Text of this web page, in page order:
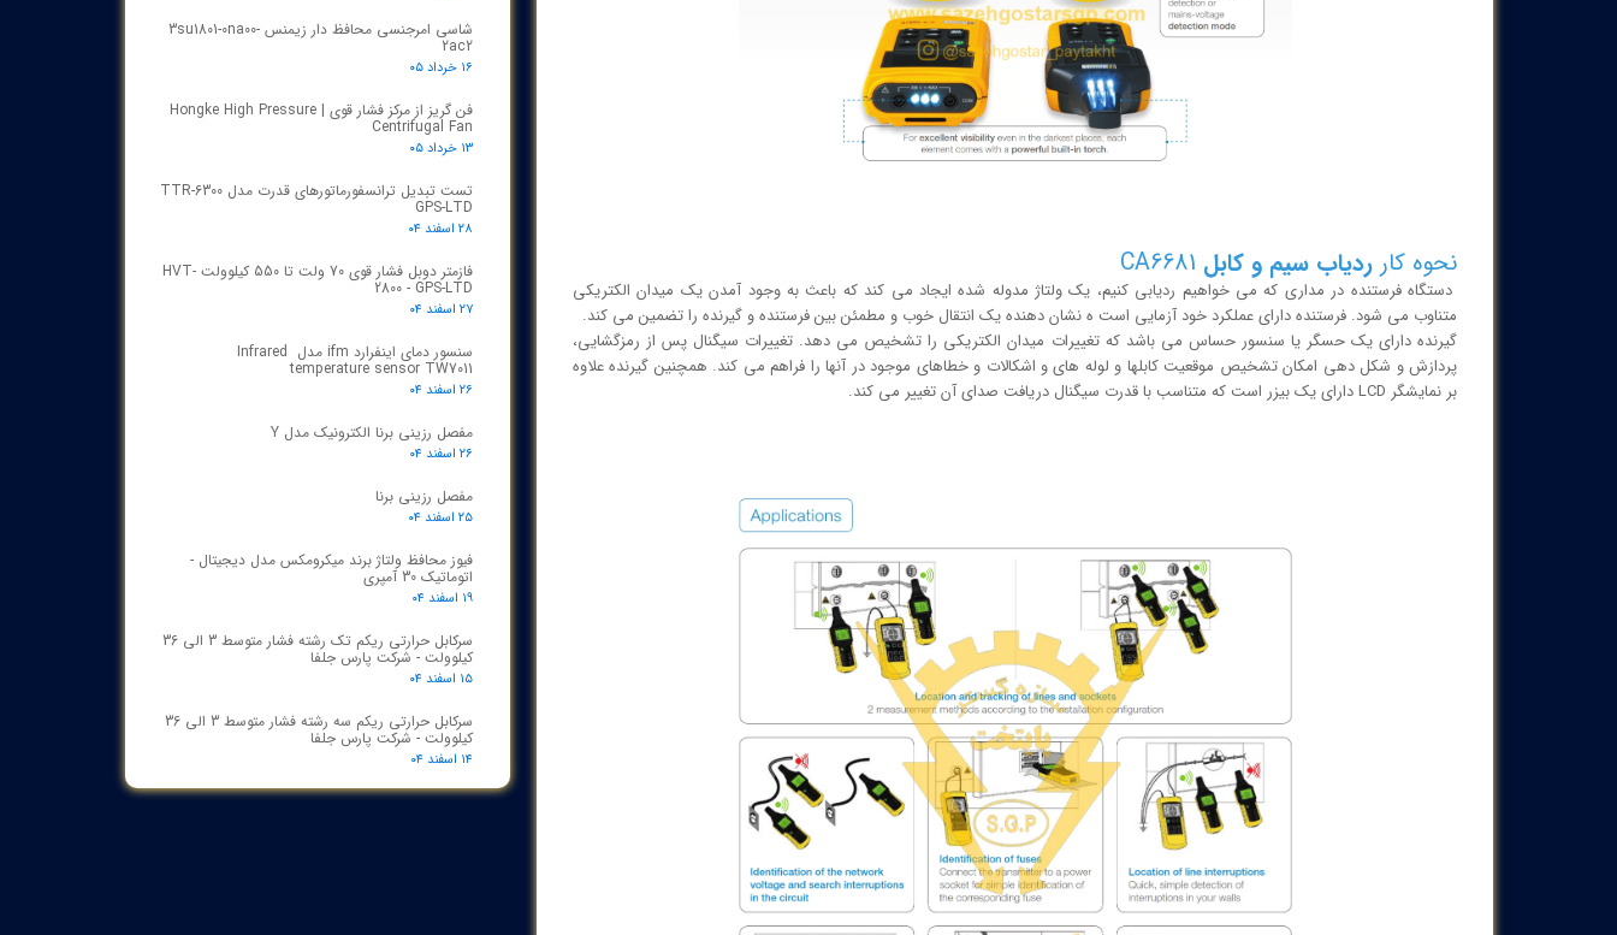
نحوه کار ردیاب سیم و کابل
دستگاه فرستنده در مداری که می خواهیم ردیابی کنیم، یک ولتاژ مدوله شده ایجاد می کند که باعث به وجود آمدن یک میدان الکتریکی
متناوب می شود. فرستنده دارای عملکرد خود آزمایی است ه نشان دهنده یک انتقال خوب و مطمئن بین فرستنده و گیرنده را تضمین می کند.
گیرنده دارای یک حسگر یا سنسور حساس می باشد که تغییرات میدان الکتریکی را تشخیص می دهد. تغییرات سیگنال پس از رمزگشایی،
پردازش و شکل دهی امکان تشخیص موقعیت کابلها و لوله های و اشکالات و خطاهای موجود در آنها را فراهم می کند. همچنین گیرنده علاوه
بر نمایشگر LCD دارای یک بیزر است که متناسب با قدرت سیگنال دریافت صدای آن تغییر می کند.
شاسی امرجنسی محافظ دار زیمنس 3su1801-0na00-
2ac2
۱۶ خرداد ۰۵
فن گریز از مرکز فشار قوی | Hongke High Pressure
Centrifugal Fan
۱۳ خرداد ۰۵
تست تبدیل ترانسفورماتورهای قدرت مدل TTR‑6300
GPS‑LTD
۲۸ اسفند ۰۴
فازمتر دوبل فشار قوی 70 ولت تا 550 کیلوولت HVT-
2800 - GPS-LTD
۲۷ اسفند ۰۴
سنسور دمای اینفرارد ifm مدل Infrared
temperature sensor TW7011
۲۶ اسفند ۰۴
مفصل رزینی برنا الکترونیک مدل Y
۲۶ اسفند ۰۴
مفصل رزینی برنا
۲۵ اسفند ۰۴
فیوز محافظ ولتاژ برند میکرومکس مدل دیجیتال -
اتوماتیک 30 آمپری
۱۹ اسفند ۰۴
سرکابل حرارتی ریکم تک رشته فشار متوسط 3 الی 36
کیلوولت - شرکت پارس جلفا
۱۵ اسفند ۰۴
سرکابل حرارتی ریکم سه رشته فشار متوسط 3 الی 36
کیلوولت - شرکت پارس جلفا
۱۴ اسفند ۰۴